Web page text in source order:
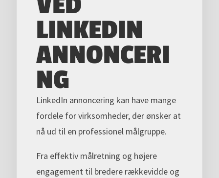
LINKEDIN
ANNONCERI
NG
LinkedIn annoncering kan have mange
fordele for virksomheder, der ønsker at
nå ud til en professionel målgruppe.
Fra effektiv målretning og højere
engagement til bredere rækkevidde og